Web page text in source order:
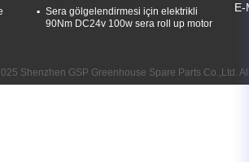
Sera gölgelendirmesi için elektrikli
90Nm DC24v 100w sera roll up motor
E-
Shenzhen GSP Greenhouse Spare Parts Co.,Ltd.